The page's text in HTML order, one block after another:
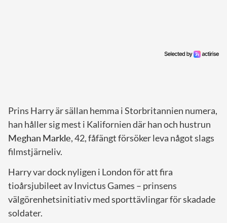
Prins Harry är sällan hemma i Storbritannien numera,
han håller sig mest i Kalifornien där han och hustrun
Meghan Markle, 42, fåfängt försöker leva något slags
filmstjärneliv.
Harry var dock nyligen i London för att fira
tioårsjubileet av Invictus Games – prinsens
välgörenhetsinitiativ med sporttävlingar för skadade
soldater.